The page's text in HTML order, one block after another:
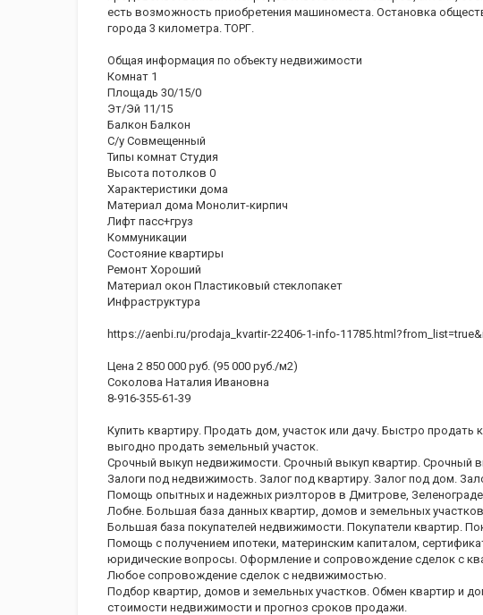
есть возможность приобретения машиноместа. Остановка
города 3 километра. ТОРГ.
Общая информация по объекту недвижимости
Комнат 1
Площадь 30/15/0
Эт/Эй 11/15
Балкон Балкон
С/у Совмещенный
Типы комнат Студия
Высота потолков 0
Характеристики дома
Материал дома Монолит-кирпич
Лифт пасс+груз
Коммуникации
Состояние квартиры
Ремонт Хороший
Материал окон Пластиковый стеклопакет
Инфраструктура
https://aenbi.ru/prodaja_kvartir-22406-1-info-
Цена 2 850 000 руб. (95 000 руб./м2)
Соколова Наталия Ивановна
8-916-355-61-39
Купить квартиру. Продать дом, участок или дачу. Быстро
выгодно продать земельный участок.
Срочный выкуп недвижимости. Срочный выкуп квартир. Срочный
Залоги под недвижимость. Залог под квартиру. Залог под дом.
Помощь опытных и надежных риэлторов в Дмитрове,
Лобне. Большая база данных квартир, домов и земельных
Большая база покупателей недвижимости. Покупатели квартир.
Помощь с получением ипотеки, материнским капиталом,
юридические вопросы. Оформление и сопровождение сделок с
Любое сопровождение сделок с недвижимостью.
Подбор квартир, домов и земельных участков. Обмен квартир и
стоимости недвижимости и прогноз сроков продажи.